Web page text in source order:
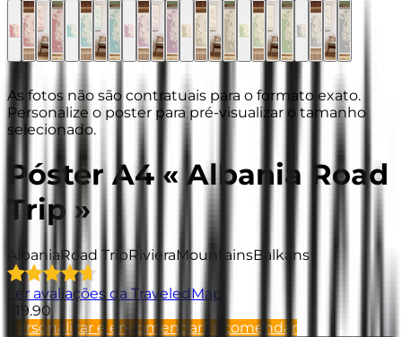
As fotos não são contratuais para o formato exato.
Personalize o poster para pré-visualizar o tamanho
selecionado.
Póster A4 « Albania Road
Trip »
AlbaniaRoad TripRivieraMountainsBalkans
Ler avaliações da TraveledMap
€19.90
Personalizar e encomendarEncomendar